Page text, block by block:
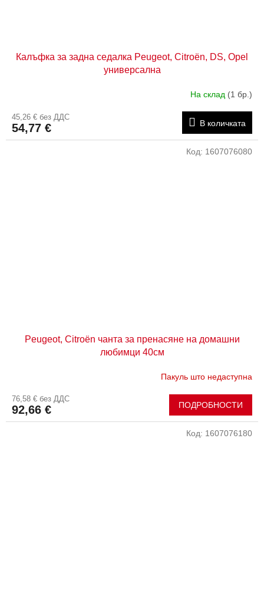
Калъфка за задна седалка Peugeot, Citroën, DS, Opel
универсална
На склад (1 бр.)
45,26 € без ДДС
54,77 € В количката
Peugeot, Citroën чанта за пренасяне на домашни
любимци 40см
Пакуль што недаступна
76,58 € без ДДС
92,66 € ПОДРОБНОСТИ
Код: 1607076080
Код: 1607076180